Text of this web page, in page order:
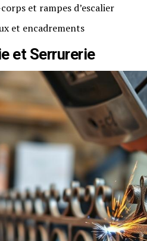
et rampes d’escalier
et encadrements
et Serrurerie